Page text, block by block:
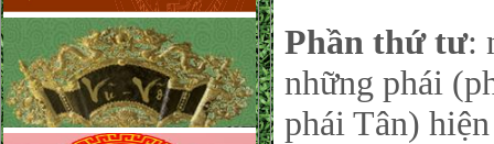
Phần thứ tư:
những phái
phái Tân)